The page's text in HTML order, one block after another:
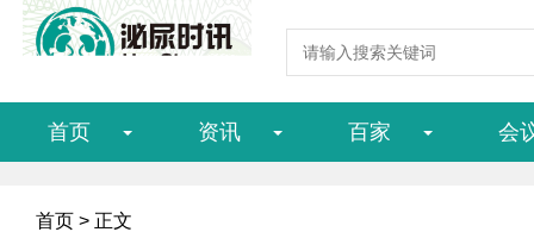
首页 资讯 百家 会
首页 > 正文